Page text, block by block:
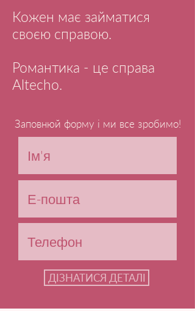
Кожен має займатися
своєю справою.
Романтика - це справа
Altecho.
Заповнюй форму і ми все зробимо!
ДІЗНАТИСЯ ДЕТАЛІ